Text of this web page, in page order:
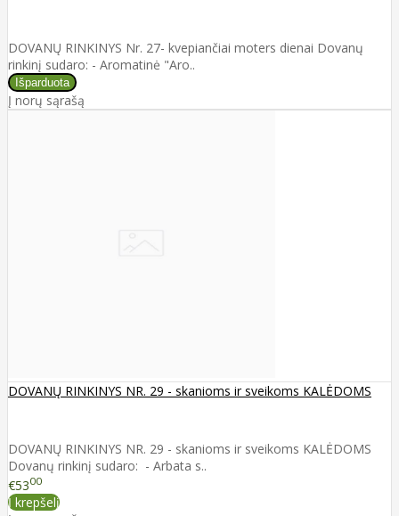
DOVANŲ RINKINYS Nr. 27- kvepiančiai moters dienai Dovanų
rinkinį sudaro: - Aromatinė "Aro..
Į norų sąrašą
DOVANŲ RINKINYS NR. 29 - skanioms ir sveikoms KALĖDOMS
DOVANŲ RINKINYS NR. 29 - skanioms ir sveikoms KALĖDOMS
Dovanų rinkinį sudaro: - Arbata s..
€5300
Į krepšelį